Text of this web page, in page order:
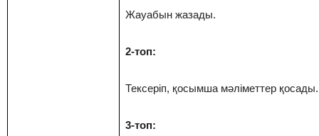
Жауабын жазады.
2-топ:
Тексеріп, қосымша мәліметтер қосады.
3-топ: